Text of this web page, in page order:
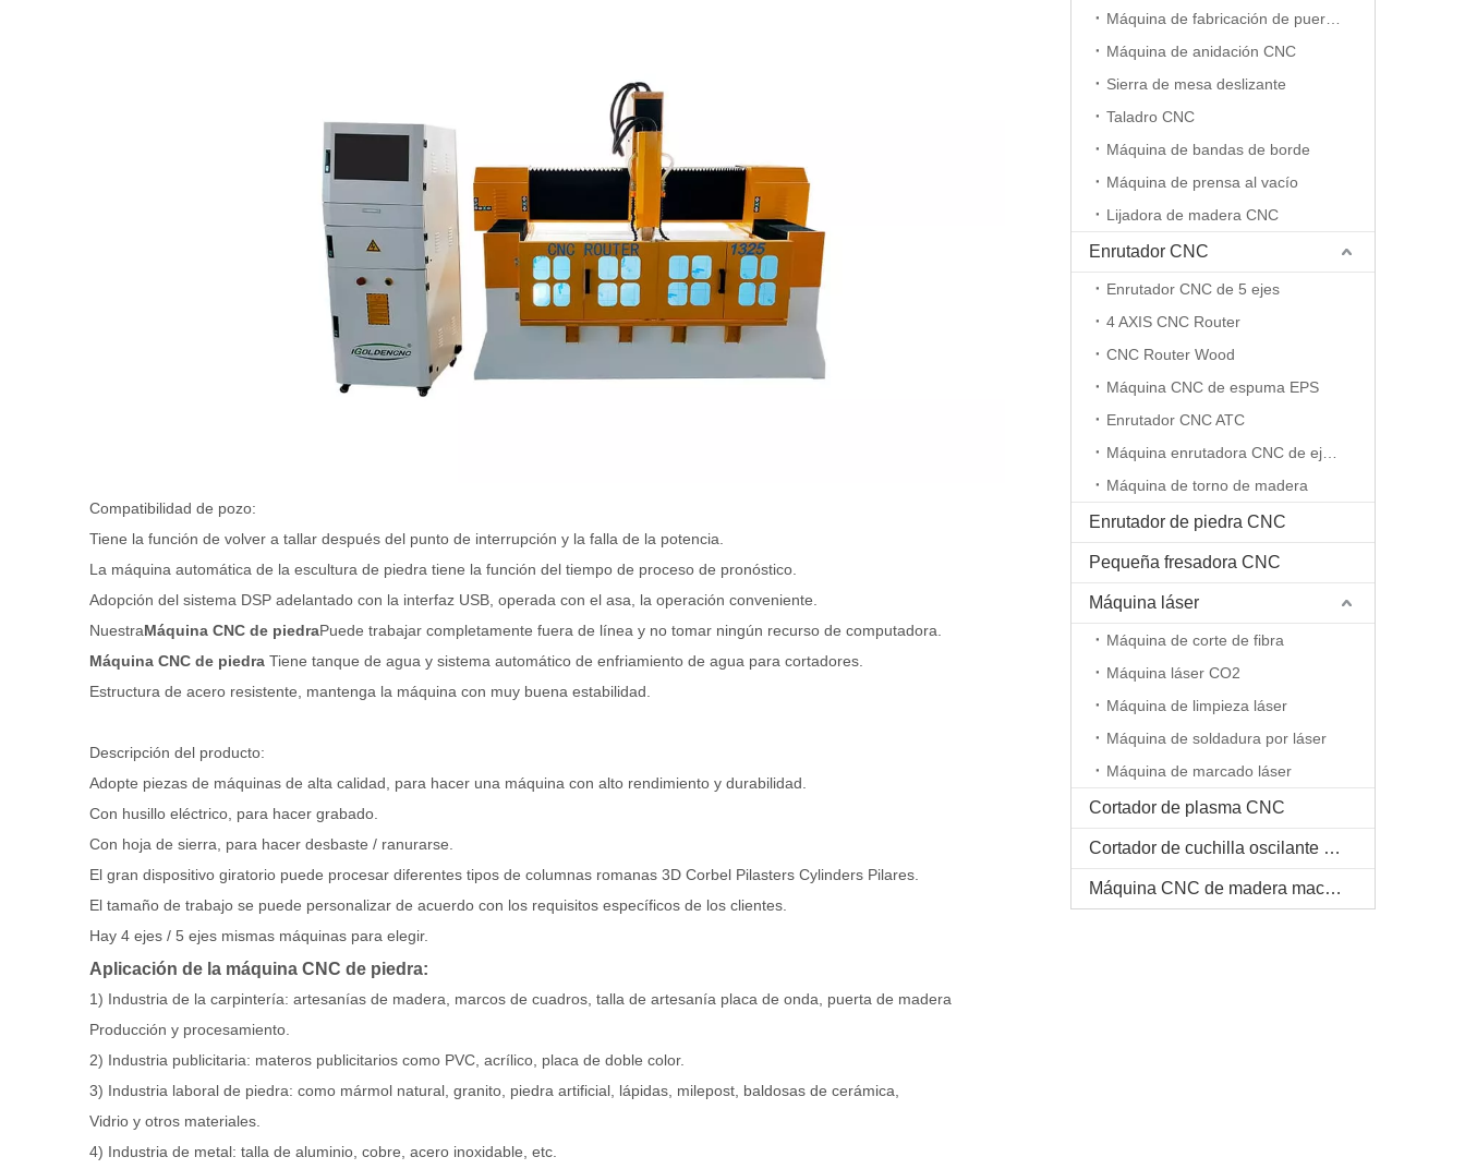
Compatibilidad de pozo:
Tiene la función de volver a tallar después del punto de interrupción y la falla de la potencia.
La máquina automática de la escultura de piedra tiene la función del tiempo de proceso de pronóstico.
Adopción del sistema DSP adelantado con la interfaz USB, operada con el asa, la operación conveniente.
NuestraMáquina CNC de piedraPuede trabajar completamente fuera de línea y no tomar ningún recurso de computadora.
Máquina CNC de piedra Tiene tanque de agua y sistema automático de enfriamiento de agua para cortadores.
Estructura de acero resistente, mantenga la máquina con muy buena estabilidad.
Descripción del producto:
Adopte piezas de máquinas de alta calidad, para hacer una máquina con alto rendimiento y durabilidad.
Con husillo eléctrico, para hacer grabado.
Con hoja de sierra, para hacer desbaste / ranurarse.
El gran dispositivo giratorio puede procesar diferentes tipos de columnas romanas 3D Corbel Pilasters Cylinders Pilares.
El tamaño de trabajo se puede personalizar de acuerdo con los requisitos específicos de los clientes.
Hay 4 ejes / 5 ejes mismas máquinas para elegir.
Aplicación de la máquina CNC de piedra:
1) Industria de la carpintería: artesanías de madera, marcos de cuadros, talla de artesanía placa de onda, puerta de madera
Producción y procesamiento.
2) Industria publicitaria: materos publicitarios como PVC, acrílico, placa de doble color.
3) Industria laboral de piedra: como mármol natural, granito, piedra artificial, lápidas, milepost, baldosas de cerámica,
Vidrio y otros materiales.
4) Industria de metal: talla de aluminio, cobre, acero inoxidable, etc.
Máquina de anidación CNC
Sierra de mesa deslizante
Taladro CNC
Máquina de bandas de borde
Máquina de prensa al vacío
Lijadora de madera CNC
Enrutador CNC
Enrutador CNC de 5 ejes
4 AXIS CNC Router
CNC Router Wood
Máquina CNC de espuma EPS
Enrutador CNC ATC
Máquina de torno de madera
Enrutador de piedra CNC
Pequeña fresadora CNC
Máquina láser
Máquina de corte de fibra
Máquina láser CO2
Máquina de limpieza láser
Máquina de soldadura por láser
Máquina de marcado láser
Cortador de plasma CNC
Cortador de cuchilla oscilante CNC
Máquina CNC de madera maciza